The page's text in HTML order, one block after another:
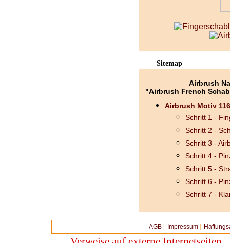
Sitemap
Airbrush
"Airbrush French
Airbrush Motiv
Schritt 1 -
Schritt 2 -
Schritt 3 -
Schritt 4 -
Schritt 5 -
Schritt 6 -
Schritt 7 -
AGB Impressum